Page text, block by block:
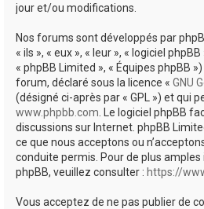
jour et/ou modifications.
Nos forums sont développés par
« ils », « eux », « leur », « logiciel
« phpBB Limited », « Équipes phpBB
forum, déclaré sous la licence « GNU
(désigné ci-après par « GPL ») et qui
www.phpbb.com . Le logiciel phpBB
discussions sur Internet. phpBB
ce que nous acceptons ou
conduite permis. Pour de plus
phpBB, veuillez consulter : https://
Vous acceptez de ne pas publier de